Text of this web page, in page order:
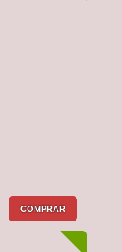
COMPRAR